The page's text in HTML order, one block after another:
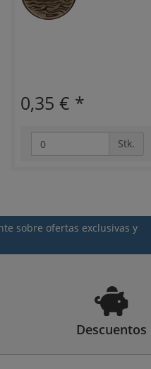
0,35 € *
Stk.
sobre ofertas exclusivas y
Descuentos